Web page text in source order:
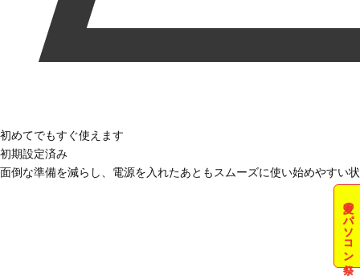
夏のパソコン祭
初めてでもすぐ使えます
初期設定済み
面倒な準備を減らし、電源を入れたあともスムーズに使い始めやすい